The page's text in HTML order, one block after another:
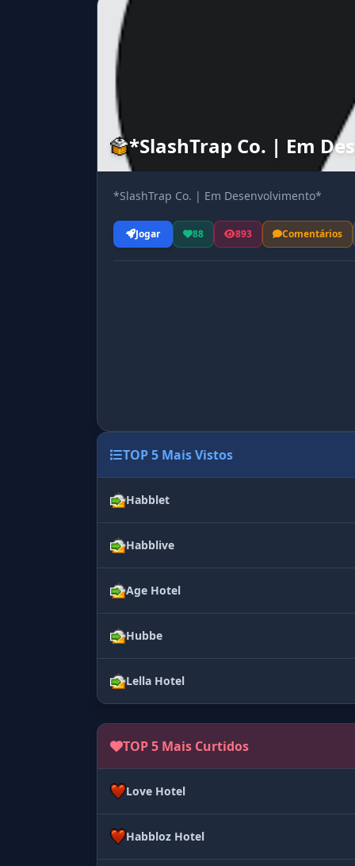
*SlashTrap Co. | Em
*SlashTrap Co. | Em Desenvolvimento*
Jogar 88 893 Comentários
TOP 5 Mais Vistos
Habblet
Habblive
Age Hotel
Hubbe
Lella Hotel
TOP 5 Mais Curtidos
Love Hotel
Habbloz Hotel